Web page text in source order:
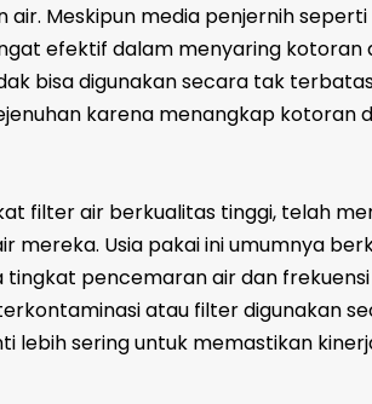
Meskipun media penjernih seperti
efektif dalam menyaring kotoran
bisa digunakan secara tak
karena menangkap kotoran
filter air berkualitas tinggi, telah
mereka. Usia pakai ini umumnya
tingkat pencemaran air dan
atau filter digunakan
lebih sering untuk memastikan